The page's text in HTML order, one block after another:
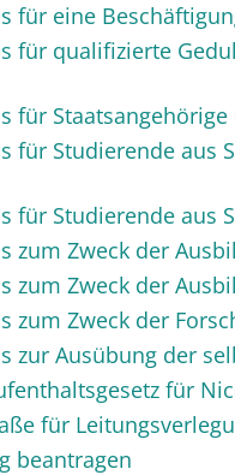
für eine
für qualifizierte
für Staatsangehörige
für Studierende aus
für Studierende aus
zum Zweck der
zum Zweck der
zum Zweck der
zur Ausübung der
für
für
beantragen